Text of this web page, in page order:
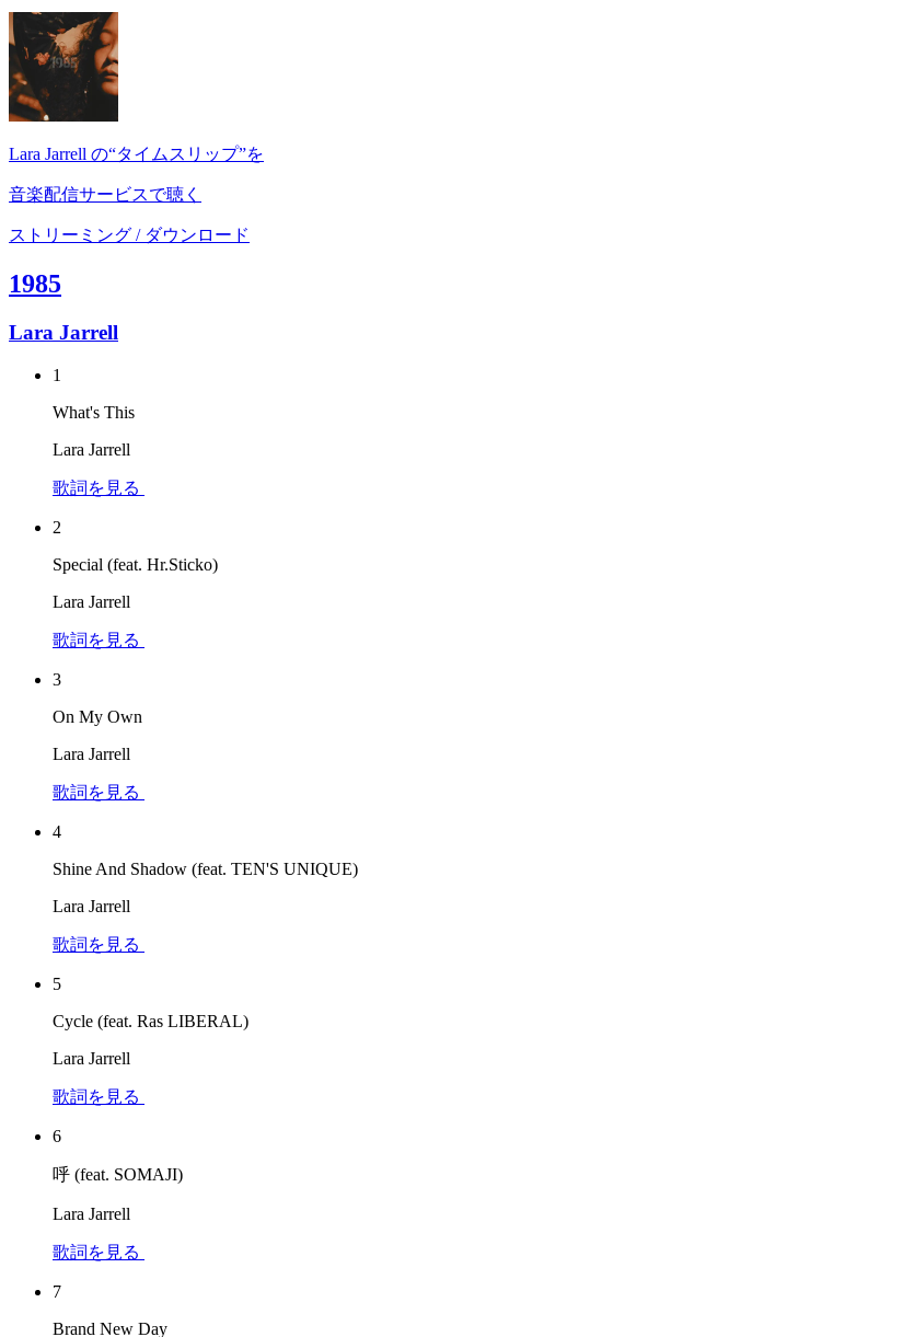
Lara Jarrell の“タイムスリップ”を
音楽配信サービスで聴く
ストリーミング / ダウンロード
1985
Lara Jarrell
1
What's This
Lara Jarrell
歌詞を見る
2
Special (feat. Hr.Sticko)
Lara Jarrell
歌詞を見る
3
On My Own
Lara Jarrell
歌詞を見る
4
Shine And Shadow (feat. TEN'S UNIQUE)
Lara Jarrell
歌詞を見る
5
Cycle (feat. Ras LIBERAL)
Lara Jarrell
歌詞を見る
6
呼 (feat. SOMAJI)
Lara Jarrell
歌詞を見る
7
Brand New Day